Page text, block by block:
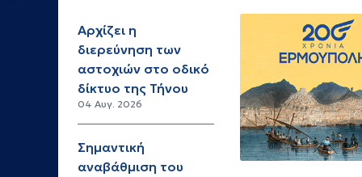
Αρχίζει η
διερεύνηση των
αστοχιών στο οδικό
δίκτυο της Τήνου
04 Αυγ. 2026
Σημαντική
αναβάθμιση του